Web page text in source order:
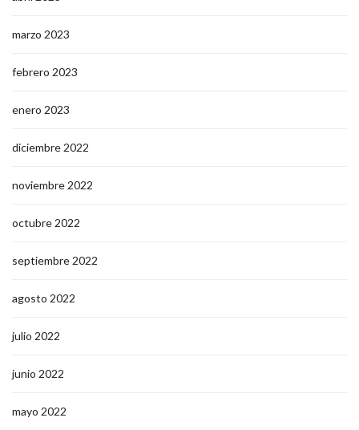
marzo 2023
febrero 2023
enero 2023
diciembre 2022
noviembre 2022
octubre 2022
septiembre 2022
agosto 2022
julio 2022
junio 2022
mayo 2022